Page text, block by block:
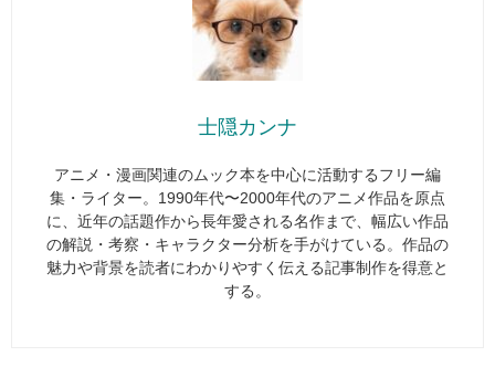
士隠カンナ
アニメ・漫画関連のムック本を中心に活動するフリー編
集・ライター。1990年代〜2000年代のアニメ作品を原点
に、近年の話題作から長年愛される名作まで、幅広い作品
の解説・考察・キャラクター分析を手がけている。作品の
魅力や背景を読者にわかりやすく伝える記事制作を得意と
する。